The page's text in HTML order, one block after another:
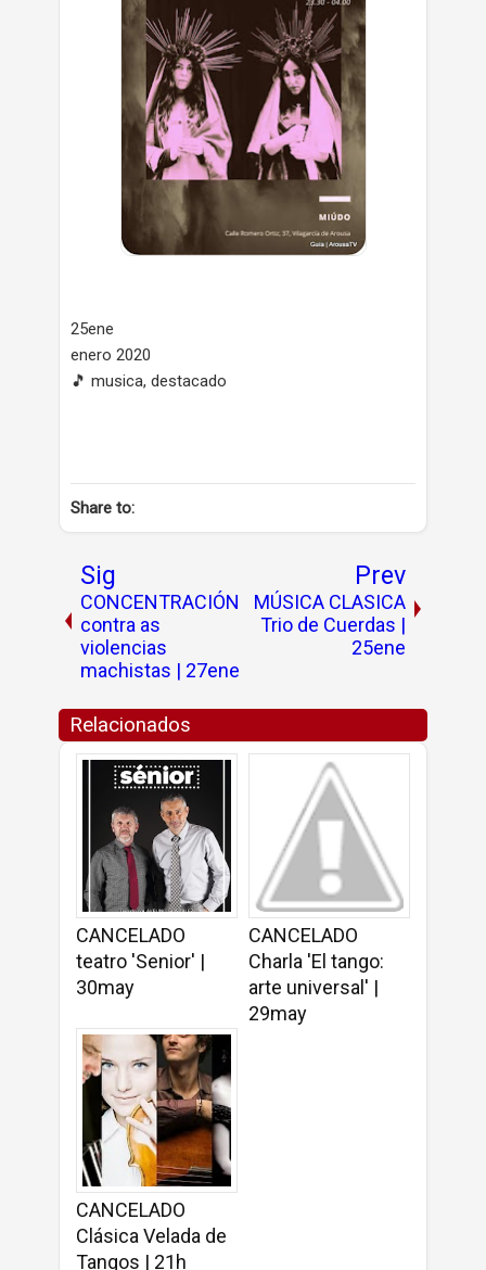
25ene
enero 2020
🎵 musica, destacado
Share to:
Sig
CONCENTRACIÓN
contra as
violencias
machistas | 27ene
Prev
MÚSICA CLASICA
Trio de Cuerdas |
25ene
Relacionados
CANCELADO
teatro 'Senior' |
30may
CANCELADO
Charla 'El tango:
arte universal' |
29may
CANCELADO
Clásica Velada de
Tangos | 21h